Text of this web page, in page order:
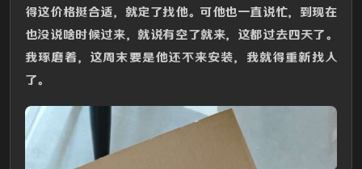
得这价格挺合适，就定了找他。可他也一直说忙，到现在
也没说啥时候过来，就说有空了就来，这都过去四天了。
我琢磨着，这周末要是他还不来安装，我就得重新找人
了。